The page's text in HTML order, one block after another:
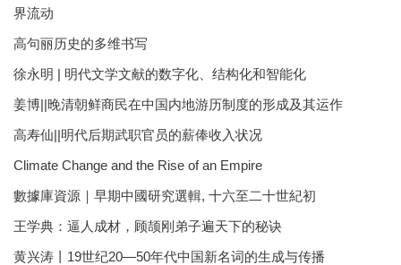
界流动
高句丽历史的多维书写
徐永明 | 明代文学文献的数字化、结构化和智能化
姜博||晚清朝鲜商民在中国内地游历制度的形成及其运作
高寿仙||明代后期武职官员的薪俸收入状况
Climate Change and the Rise of an Empire
數據庫資源｜早期中國研究選輯, 十六至二十世紀初
王学典：逼人成材，顾颉刚弟子遍天下的秘诀
黄兴涛丨19世纪20—50年代中国新名词的生成与传播